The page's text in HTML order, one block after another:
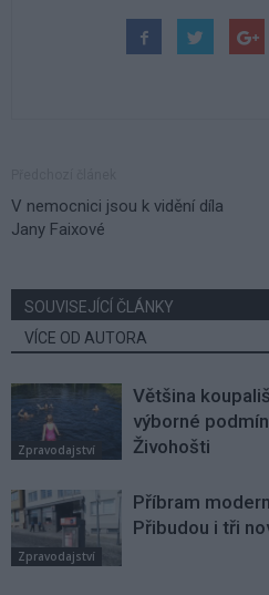
V nemocnici jsou k vidění díla
Jany Faixové
SOUVISEJÍCÍ ČLÁNKY
VÍCE OD AUTORA
Zpravodajství
Většina
výborné
Živohošti
Zpravodajství
Příbram
Přibudou i tři